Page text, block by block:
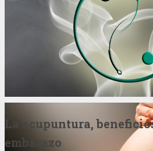
La acupuntura,
embarazo